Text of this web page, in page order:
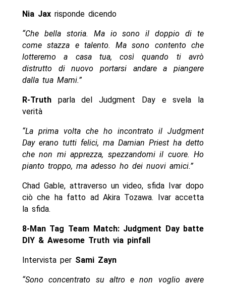
Nia Jaxrisponde dicendo
“Che bella storia. Ma io sono il doppio di te
come stazza e talento. Ma sono contento che
lotteremo a casa tua, così quando ti avrò
distrutto di nuovo portarsi andare a piangere
dalla tua Mami.”
R-Truth parla del Judgment Day e svela la
verità
“La prima volta che ho incontrato il Judgment
Day erano tutti felici, ma Damian Priest ha detto
che non mi apprezza, spezzandomi il cuore. Ho
pianto troppo, ma adesso ho dei nuovi amici.”
Chad Gable, attraverso un video, sfida Ivar dopo
ciò che ha fatto ad Akira Tozawa. Ivar accetta
la sfida.
8-Man Tag Team Match: Judgment Day batte
DIY & Awesome Truth via pinfall
Intervista per Sami Zayn
“Sono concentrato su altro e non voglio avere